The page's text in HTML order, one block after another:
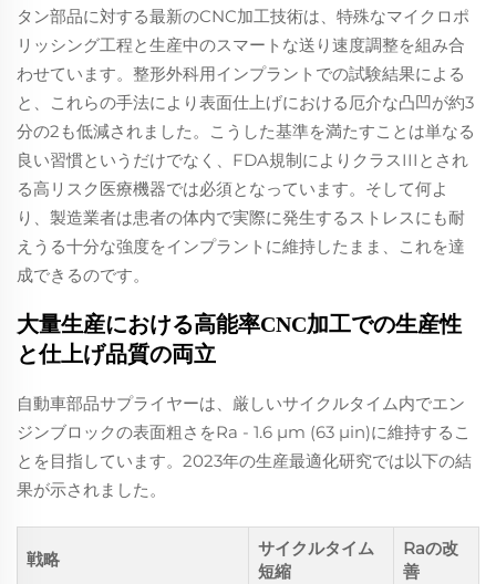
タン部品に対する最新のCNC加工技術は、特殊なマイクロポ
リッシング工程と生産中のスマートな送り速度調整を組み合
わせています。整形外科用インプラントでの試験結果による
と、これらの手法により表面仕上げにおける厄介な凸凹が約3
分の2も低減されました。こうした基準を満たすことは単なる
良い習慣というだけでなく、FDA規制によりクラスIIIとされ
る高リスク医療機器では必須となっています。そして何よ
り、製造業者は患者の体内で実際に発生するストレスにも耐
えうる十分な強度をインプラントに維持したまま、これを達
成できるのです。
大量生産における高能率CNC加工での生産性
と仕上げ品質の両立
自動車部品サプライヤーは、厳しいサイクルタイム内でエン
ジンブロックの表面粗さをRa ‐ 1.6 µm (63 µin)に維持するこ
とを目指しています。2023年の生産最適化研究では以下の結
果が示されました。
戦略
サイクルタイム
短縮
Raの改
善